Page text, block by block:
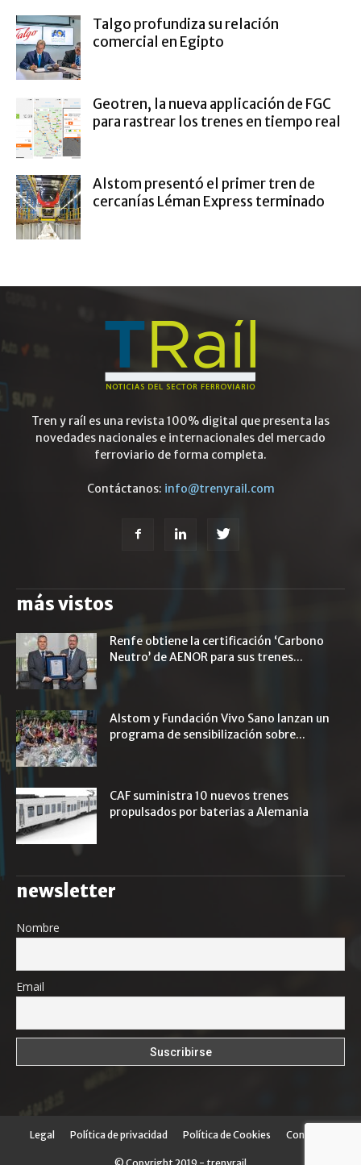
Talgo profundiza su relación
comercial en Egipto
Geotren, la nueva applicación de FGC
para rastrear los trenes en tiempo real
Alstom presentó el primer tren de
cercanías Léman Express terminado
Tren y raíl es una revista 100% digital que presenta las
novedades nacionales e internacionales del mercado
ferroviario de forma completa.
Contáctanos: info@trenyrail.com
más vistos
Renfe obtiene la certificación ‘Carbono
Neutro’ de AENOR para sus trenes...
Alstom y Fundación Vivo Sano lanzan un
programa de sensibilización sobre...
CAF suministra 10 nuevos trenes
propulsados por baterias a Alemania
newsletter
Nombre
Email
Legal Política de privacidad Política de Cookies Contacto